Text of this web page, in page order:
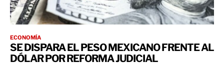
ECONOMÍA
SE DISPARA EL PESO MEXICANO FRENTE AL
DÓLAR POR REFORMA JUDICIAL